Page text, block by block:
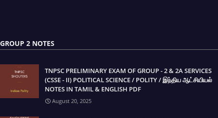
GROUP 2 NOTES
TNPSC PRELIMINARY EXAM OF GROUP - 2 & 2A SERVICES
(CSSE - II) POLITICAL SCIENCE / POLITY / இந்திய ஆட்சியியல்
NOTES IN TAMIL & ENGLISH PDF
August 20, 2025